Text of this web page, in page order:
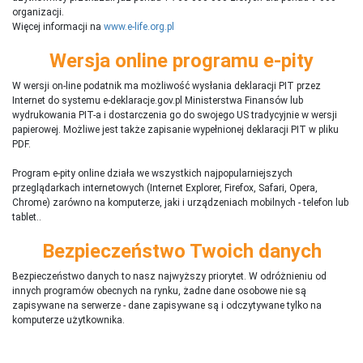
organizacji.
Więcej informacji na www.e-life.org.pl
Wersja online programu e-pity
W wersji on-line podatnik ma możliwość wysłania deklaracji PIT przez
Internet do systemu e-deklaracje.gov.pl Ministerstwa Finansów lub
wydrukowania PIT-a i dostarczenia go do swojego US tradycyjnie w wersji
papierowej. Możliwe jest także zapisanie wypełnionej deklaracji PIT w pliku
PDF.
Program e-pity online działa we wszystkich najpopularniejszych
przeglądarkach internetowych (Internet Explorer, Firefox, Safari, Opera,
Chrome) zarówno na komputerze, jaki i urządzeniach mobilnych - telefon lub
tablet..
Bezpieczeństwo Twoich danych
Bezpieczeństwo danych to nasz najwyższy priorytet. W odróżnieniu od
innych programów obecnych na rynku, żadne dane osobowe nie są
zapisywane na serwerze - dane zapisywane są i odczytywane tylko na
komputerze użytkownika.